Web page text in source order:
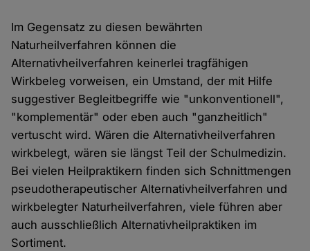
Im Gegensatz zu diesen bewährten
Naturheilverfahren können die
Alternativheilverfahren keinerlei tragfähigen
Wirkbeleg vorweisen, ein Umstand, der mit Hilfe
suggestiver Begleitbegriffe wie "unkonventionell",
"komplementär" oder eben auch "ganzheitlich"
vertuscht wird. Wären die Alternativheilverfahren
wirkbelegt, wären sie längst Teil der Schulmedizin.
Bei vielen Heilpraktikern finden sich Schnittmengen
pseudotherapeutischer Alternativheilverfahren und
wirkbelegter Naturheilverfahren, viele führen aber
auch ausschließlich Alternativheilpraktiken im
Sortiment.